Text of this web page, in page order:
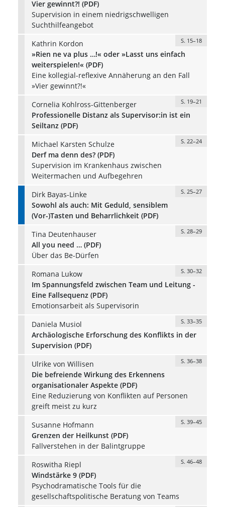
Vier gewinnt?! (PDF)
Supervision in einem niedrigschwelligen
Suchthilfeangebot
Kathrin Kordon
S. 15–18
»Rien ne va plus …!« oder »Lasst uns einfach
weiterspielen!« (PDF)
Eine kollegial-reflexive Annäherung an den Fall
»Vier gewinnt?!«
Cornelia Kohlross-Gittenberger
S. 19–21
Professionelle Distanz als Supervisor:in ist ein
Seiltanz (PDF)
Michael Karsten Schulze
S. 22–24
Derf ma denn des? (PDF)
Supervision im Krankenhaus zwischen
Weitermachen und Aufbegehren
Dirk Bayas-Linke
S. 25–27
Sowohl als auch: Mit Geduld, sensiblem
(Vor-)Tasten und Beharrlichkeit (PDF)
Tina Deutenhauser
S. 28–29
All you need … (PDF)
Über das Be-Dürfen
Romana Lukow
S. 30–32
Im Spannungsfeld zwischen Team und Leitung -
Eine Fallsequenz (PDF)
Emotionsarbeit als Supervisorin
Daniela Musiol
S. 33–35
Archäologische Erforschung des Konflikts in der
Supervision (PDF)
Ulrike von Willisen
S. 36–38
Die befreiende Wirkung des Erkennens
organisationaler Aspekte (PDF)
Eine Reduzierung von Konflikten auf Personen
greift meist zu kurz
Susanne Hofmann
S. 39–45
Grenzen der Heilkunst (PDF)
Fallverstehen in der Balintgruppe
Roswitha Riepl
S. 46–48
Windstärke 9 (PDF)
Psychodramatische Tools für die
gesellschaftspolitische Beratung von Teams